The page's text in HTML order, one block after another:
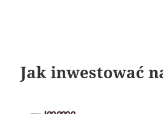
Jak inwestować